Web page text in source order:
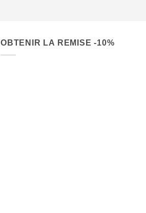
OBTENIR LA REMISE -10%